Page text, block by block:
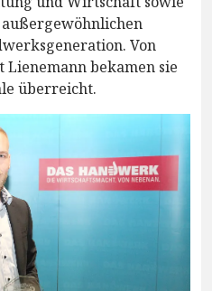
Von
bekamen sie
überreicht.